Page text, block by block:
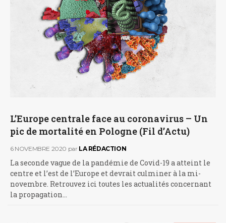
L’Europe centrale face au coronavirus – Un
pic de mortalité en Pologne (Fil d’Actu)
6 NOVEMBRE 2020 par LA RÉDACTION
La seconde vague de la pandémie de Covid-19 a atteint le
centre et l’est de l’Europe et devrait culminer à la mi-
novembre. Retrouvez ici toutes les actualités concernant
la propagation…